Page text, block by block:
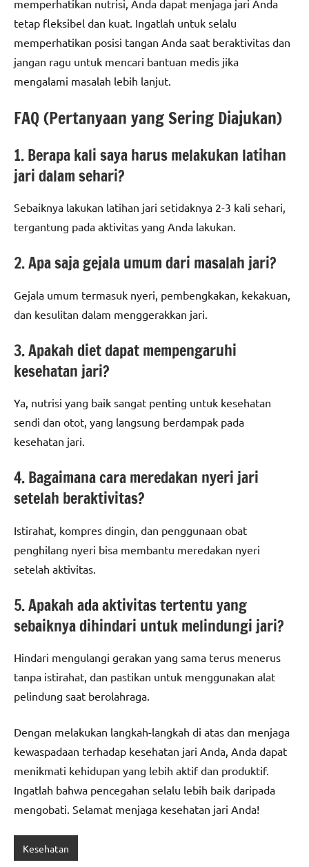
memperhatikan nutrisi, Anda dapat menjaga jari Anda
tetap fleksibel dan kuat. Ingatlah untuk selalu
memperhatikan posisi tangan Anda saat beraktivitas dan
jangan ragu untuk mencari bantuan medis jika
mengalami masalah lebih lanjut.
FAQ (Pertanyaan yang Sering Diajukan)
1. Berapa kali saya harus melakukan latihan
jari dalam sehari?
Sebaiknya lakukan latihan jari setidaknya 2-3 kali sehari,
tergantung pada aktivitas yang Anda lakukan.
2. Apa saja gejala umum dari masalah jari?
Gejala umum termasuk nyeri, pembengkakan, kekakuan,
dan kesulitan dalam menggerakkan jari.
3. Apakah diet dapat mempengaruhi
kesehatan jari?
Ya, nutrisi yang baik sangat penting untuk kesehatan
sendi dan otot, yang langsung berdampak pada
kesehatan jari.
4. Bagaimana cara meredakan nyeri jari
setelah beraktivitas?
Istirahat, kompres dingin, dan penggunaan obat
penghilang nyeri bisa membantu meredakan nyeri
setelah aktivitas.
5. Apakah ada aktivitas tertentu yang
sebaiknya dihindari untuk melindungi jari?
Hindari mengulangi gerakan yang sama terus menerus
tanpa istirahat, dan pastikan untuk menggunakan alat
pelindung saat berolahraga.
Dengan melakukan langkah-langkah di atas dan menjaga
kewaspadaan terhadap kesehatan jari Anda, Anda dapat
menikmati kehidupan yang lebih aktif dan produktif.
Ingatlah bahwa pencegahan selalu lebih baik daripada
mengobati. Selamat menjaga kesehatan jari Anda!
Kesehatan